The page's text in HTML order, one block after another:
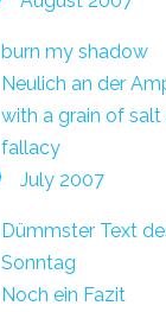
burn my shadow
Neulich an der
with a grain of salt
fallacy
July 2007
Dümmster Text
Sonntag
Noch ein Fazit